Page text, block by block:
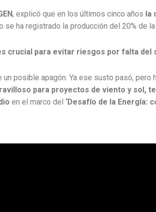
, explicó que en los últimos cinco años la
se ha registrado la producción del 20% de
crucial para evitar riesgos por falta del
un posible apagón. Ya ese susto pasó,
para proyectos de viento y sol,
en el marco del ‘Desafío de la Energía: